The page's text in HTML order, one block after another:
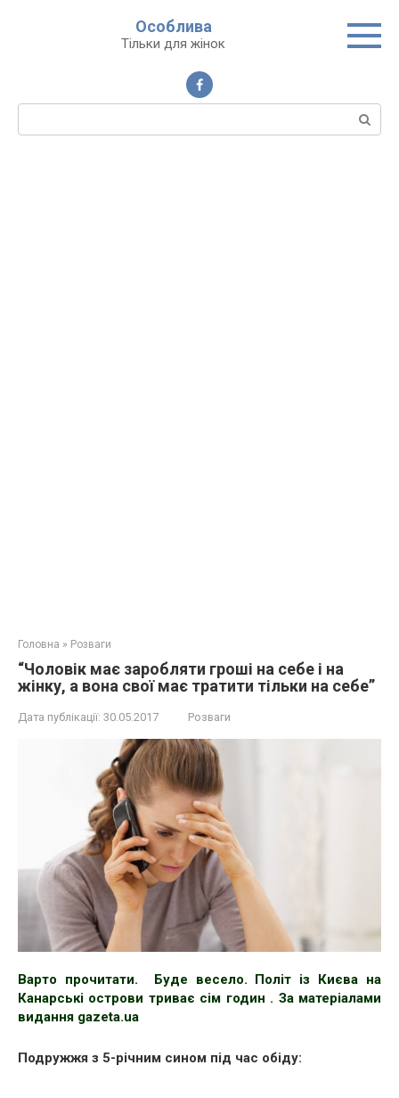
Особлива
Тільки для жінок
Пошук:
Головна » Розваги
“Чоловік має заробляти гроші на себе і на
жінку, а вона свої має тратити тільки на себе”
Дата публікації: 30.05.2017 Розваги
Варто прочитати. Буде весело. Політ із Києва на
Канарські острови триває сім годин . За матеріалами
видання gazeta.ua
Подружжя з 5-річним сином під час обіду: